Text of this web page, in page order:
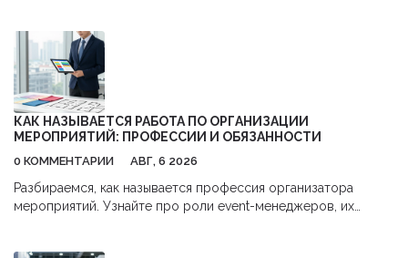
КАК НАЗЫВАЕТСЯ РАБОТА ПО ОРГАНИЗАЦИИ
МЕРОПРИЯТИЙ: ПРОФЕССИИ И ОБЯЗАННОСТИ
0 КОММЕНТАРИИ АВГ, 6 2026
Разбираемся, как называется профессия организатора
мероприятий. Узнайте про роли event-менеджеров, их